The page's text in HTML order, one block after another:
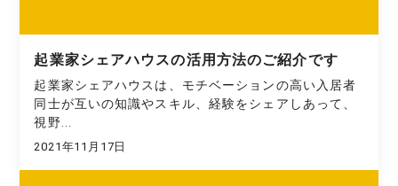
起業家シェアハウスの活用方法のご紹介です
起業家シェアハウスは、モチベーションの高い入居者
同士が互いの知識やスキル、経験をシェアしあって、
視野...
2021年11月17日